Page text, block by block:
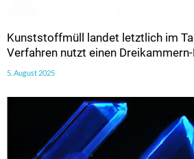
Kunststoffmüll landet letztlich im
Verfahren nutzt einen
5. August 2025